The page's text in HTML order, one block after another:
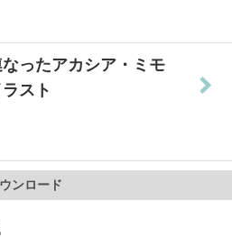
ったアカシア・ミモ
スト
ンロード